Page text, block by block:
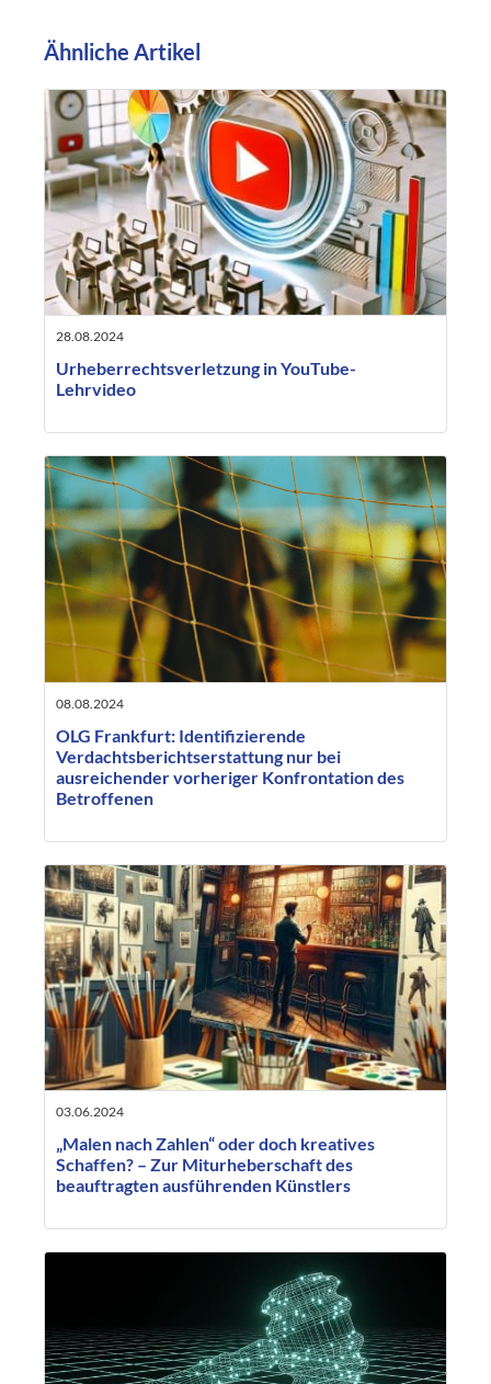
Ähnliche Artikel
28.08.2024
Urheberrechtsverletzung in YouTube-
Lehrvideo
08.08.2024
OLG Frankfurt: Identifizierende
Verdachtsberichtserstattung nur bei
ausreichender vorheriger Konfrontation des
Betroffenen
03.06.2024
„Malen nach Zahlen“ oder doch kreatives
Schaffen? – Zur Miturheberschaft des
beauftragten ausführenden Künstlers